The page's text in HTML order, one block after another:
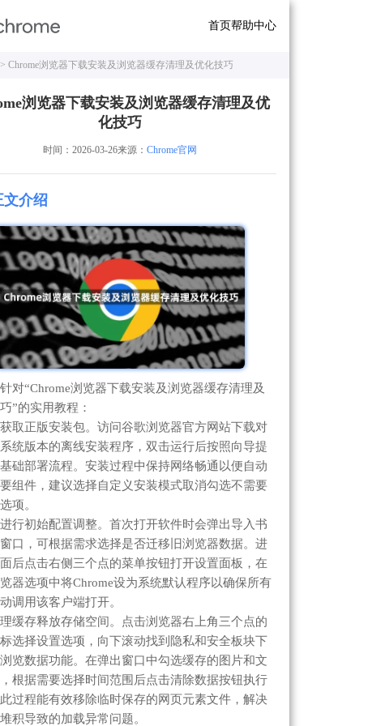
首页帮助中心
> Chrome浏览器下载安装及浏览器缓存清理及优化技巧
浏览器下载安装及浏览器缓存清理及优
化技巧
时间：2026-03-26来源： Chrome官网
文介绍
对“Chrome浏览器下载安装及浏览器缓存清理及
”的实用教程：
取正版安装包。访问谷歌浏览器官方网站下载对
统版本的离线安装程序，双击运行后按照向导提
础部署流程。安装过程中保持网络畅通以便自动
组件，建议选择自定义安装模式取消勾选不需要
项。
行初始配置调整。首次打开软件时会弹出导入书
口，可根据需求选择是否迁移旧浏览器数据。进
后点击右侧三个点的菜单按钮打开设置面板，在
器选项中将Chrome设为系统默认程序以确保所有
调用该客户端打开。
缓存释放存储空间。点击浏览器右上角三个点的
选择设置选项，向下滚动找到隐私和安全板块下
览数据功能。在弹出窗口中勾选缓存的图片和文
根据需要选择时间范围后点击清除数据按钮执行
过程能有效移除临时保存的网页元素文件，解决
积导致的加载异常问题。